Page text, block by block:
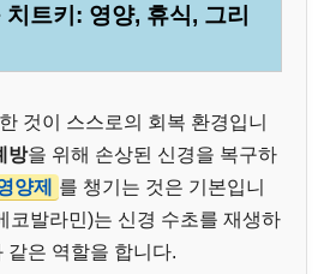
트키: 영양, 휴식, 그리
것이 스스로의 회복 환경입니
방을 위해 손상된 신경을 복구하
양제
를 챙기는 것은 기본입니
코발라민)는 신경 수초를 재생하
같은 역할을 합니다.